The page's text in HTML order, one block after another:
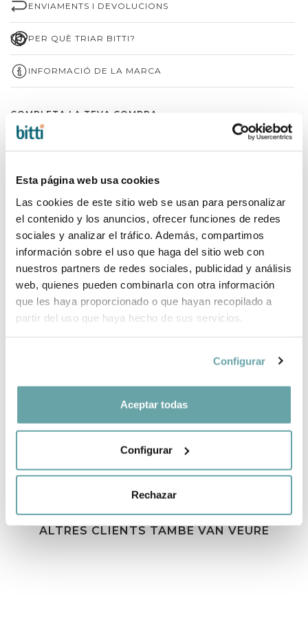
Esta página web usa cookies
Las cookies de este sitio web se usan para personalizar
el contenido y los anuncios, ofrecer funciones de redes
sociales y analizar el tráfico. Además, compartimos
información sobre el uso que haga del sitio web con
nuestros partners de redes sociales, publicidad y análisis
web, quienes pueden combinarla con otra información
que les haya proporcionado o que hayan recopilado a
partir del uso que haya hecho de sus servicios.
Configurar
Aceptar todas
Configurar
Rechazar
ENVIAMENTS I DEVOLUCIONS
PER QUÈ TRIAR BITTI?
INFORMACIÓ DE LA MARCA
COMPLETA LA TEVA COMPRA
ALTRES CLIENTS TAMBÉ VAN VEURE